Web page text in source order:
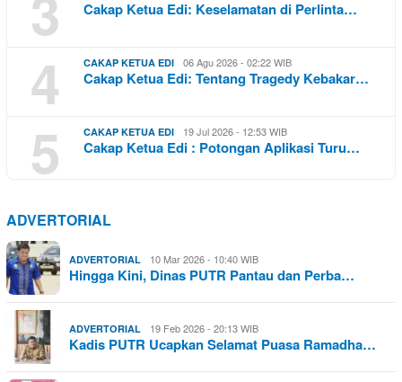
Cakap Ketua Edi: Keselamatan di Perlinta…
4 CAKAP KETUA EDI 06 Agu 2026 - 02:22 WIB
Cakap Ketua Edi: Tentang Tragedy Kebakar…
5 CAKAP KETUA EDI 19 Jul 2026 - 12:53 WIB
Cakap Ketua Edi : Potongan Aplikasi Turu…
ADVERTORIAL
ADVERTORIAL 10 Mar 2026 - 10:40 WIB
Hingga Kini, Dinas PUTR Pantau dan Perba…
ADVERTORIAL 19 Feb 2026 - 20:13 WIB
Kadis PUTR Ucapkan Selamat Puasa Ramadha…